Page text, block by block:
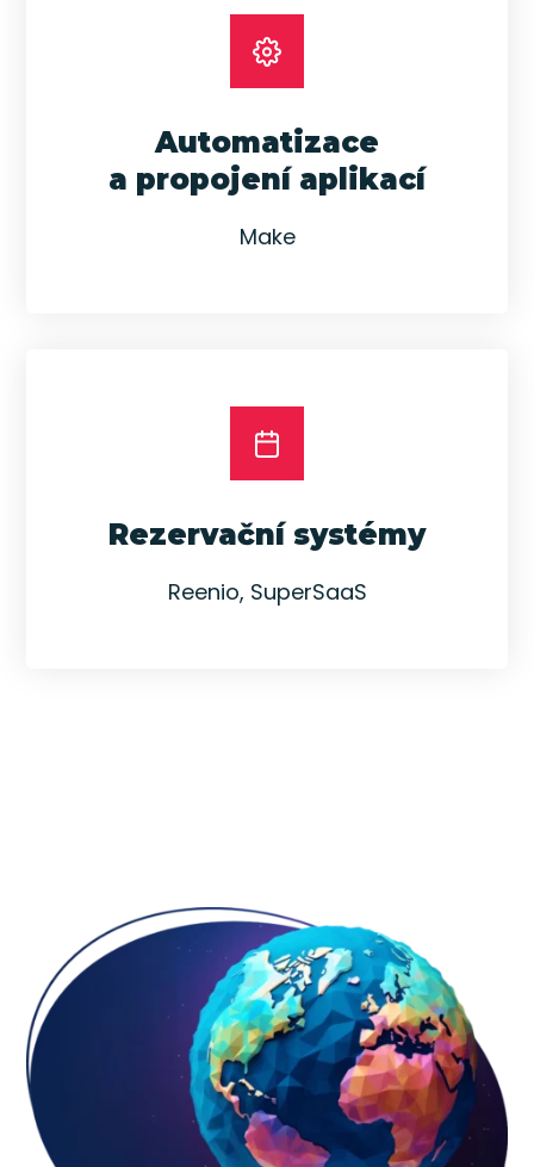
Automatizace
a propojení aplikací
Make
Rezervační systémy
Reenio, SuperSaaS